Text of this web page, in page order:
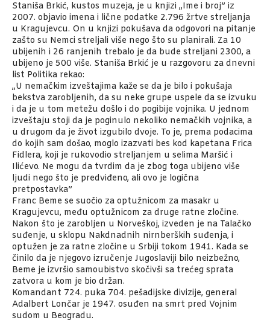
Staniša Brkić, kustos muzeja, je u knjizi „Ime i broj” iz
2007. objavio imena i lične podatke 2.796 žrtve streljanja
u Kragujevcu. On u knjizi pokušava da odgovori na pitanje
zašto su Nemci streljali više nego što su planirali. Za 10
ubijenih i 26 ranjenih trebalo je da bude streljani 2300, a
ubijeno je 500 više. Staniša Brkić je u razgovoru za dnevni
list Politika rekao:
„U nemačkim izveštajima kaže se da je bilo i pokušaja
bekstva zarobljenih, da su neke grupe uspele da se izvuku
i da je u tom metežu došlo i do pogibije vojnika. U jednom
izveštaju stoji da je poginulo nekoliko nemačkih vojnika, a
u drugom da je život izgubilo dvoje. To je, prema podacima
do kojih sam došao, moglo izazvati bes kod kapetana Frica
Fidlera, koji je rukovodio streljanjem u selima Maršić i
Ilićevo. Ne mogu da tvrdim da je zbog toga ubijeno više
ljudi nego što je predviđeno, ali ovo je logična
pretpostavka”
Franc Beme se suočio za optužnicom za masakr u
Kragujevcu, među optužnicom za druge ratne zločine.
Nakon što je zarobljen u Norveškoj, izveden je na Talačko
suđenje, u sklopu Nakdnadnih nirnberških suđenja, i
optužen je za ratne zločine u Srbiji tokom 1941. Kada se
činilo da je njegovo izručenje Jugoslaviji bilo neizbežno,
Beme je izvršio samoubistvo skočivši sa trećeg sprata
zatvora u kom je bio držan.
Komandant 724. puka 704. pešadijske divizije, general
Adalbert Lončar je 1947. osuđen na smrt pred Vojnim
sudom u Beogradu.